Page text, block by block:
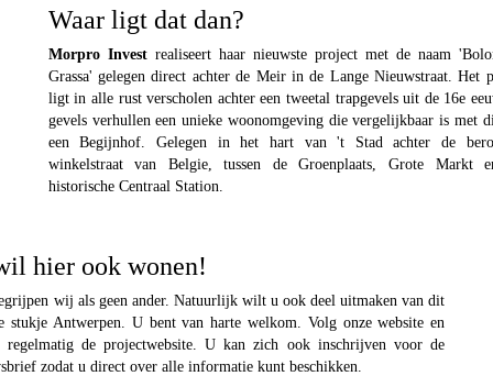
Waar ligt dat dan?
Morpro Invest realiseert haar nieuwste project met de naam
Grassa' gelegen direct achter de Meir in de Lange Nieuwstraat. Het
ligt in alle rust verscholen achter een tweetal trapgevels uit de 16e
gevels verhullen een unieke woonomgeving die vergelijkbaar is met
een Begijnhof. Gelegen in het hart van 't Stad achter de
winkelstraat van Belgie, tussen de Groenplaats, Grote Markt
historische Centraal Station.
hier ook wonen!
wij als geen ander. Natuurlijk wilt u ook deel uitmaken van dit
stukje Antwerpen. U bent van harte welkom. Volg onze website en
regelmatig de projectwebsite. U kan zich ook inschrijven voor de
zodat u direct over alle informatie kunt beschikken.